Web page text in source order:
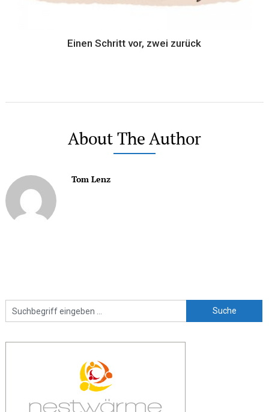
Einen Schritt vor, zwei zurück
About The Author
Tom Lenz